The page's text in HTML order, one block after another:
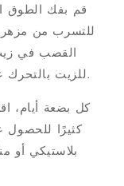
قم بفك الطوق
للتسرب من
للزيت بالتحرك عبر القصب عن طريق الخاصية الشعرية.
كل بضعة أيام،
كثيرًا
بلاستيكي أو